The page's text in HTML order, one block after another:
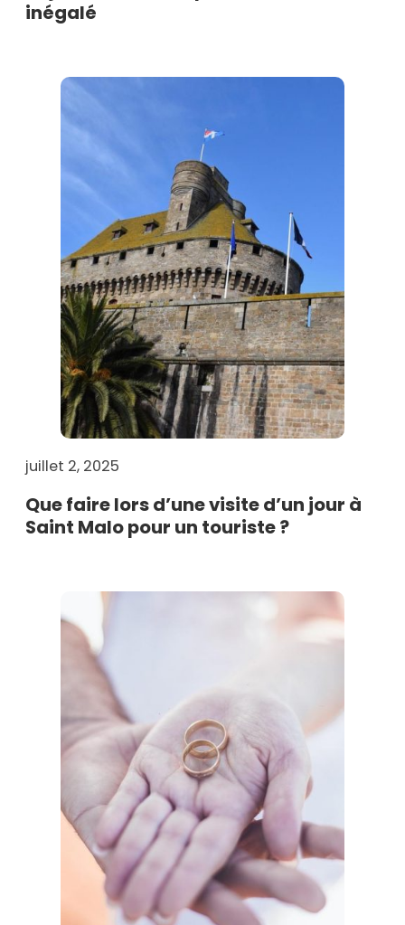
inégalé
juillet 2, 2025
Que faire lors d’une visite d’un jour à
Saint Malo pour un touriste ?